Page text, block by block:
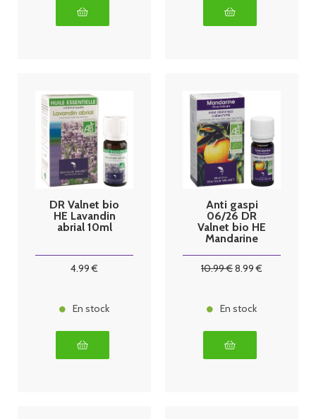
DR Valnet bio
HE Lavandin
abrial 10ml
4.99 €
En stock
Anti gaspi
06/26 DR
Valnet bio HE
Mandarine
10.99€8.99 €
En stock